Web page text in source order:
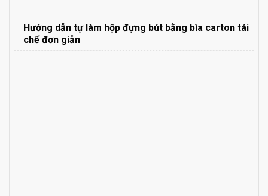
Hướng dẫn tự làm hộp đựng bút bằng bìa carton tái
chế đơn giản